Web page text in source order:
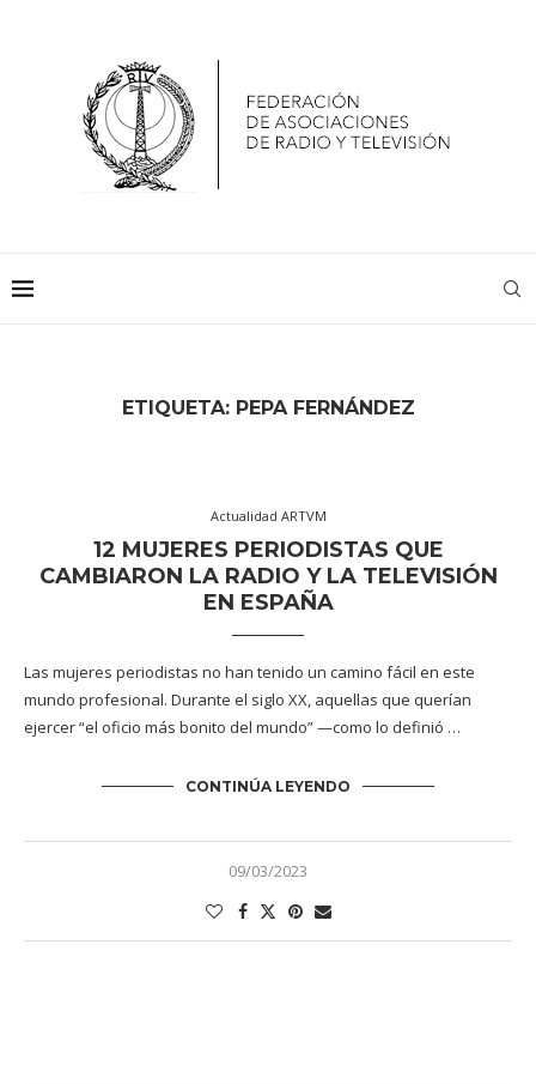
ETIQUETA: PEPA FERNÁNDEZ
Actualidad ARTVM
12 MUJERES PERIODISTAS QUE
CAMBIARON LA RADIO Y LA TELEVISIÓN
EN ESPAÑA
Las mujeres periodistas no han tenido un camino fácil en este
mundo profesional. Durante el siglo XX, aquellas que querían
ejercer “el oficio más bonito del mundo” —como lo definió …
CONTINÚA LEYENDO
09/03/2023